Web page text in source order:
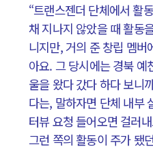
“트랜스젠더 단체에서 활
채 지나지 않았을 때 활동
니지만, 거의 준 창립 멤버
아요. 그 당시에는 경북 예
울을 왔다 갔다 하다 보니
다는, 말하자면 단체 내부
터뷰 요청 들어오면 걸러
그런 쪽의 활동이 주가 됐